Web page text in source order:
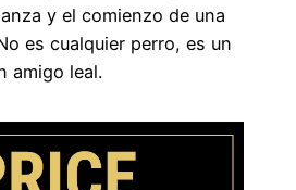
y el comienzo de una
es cualquier perro, es un
amigo leal.